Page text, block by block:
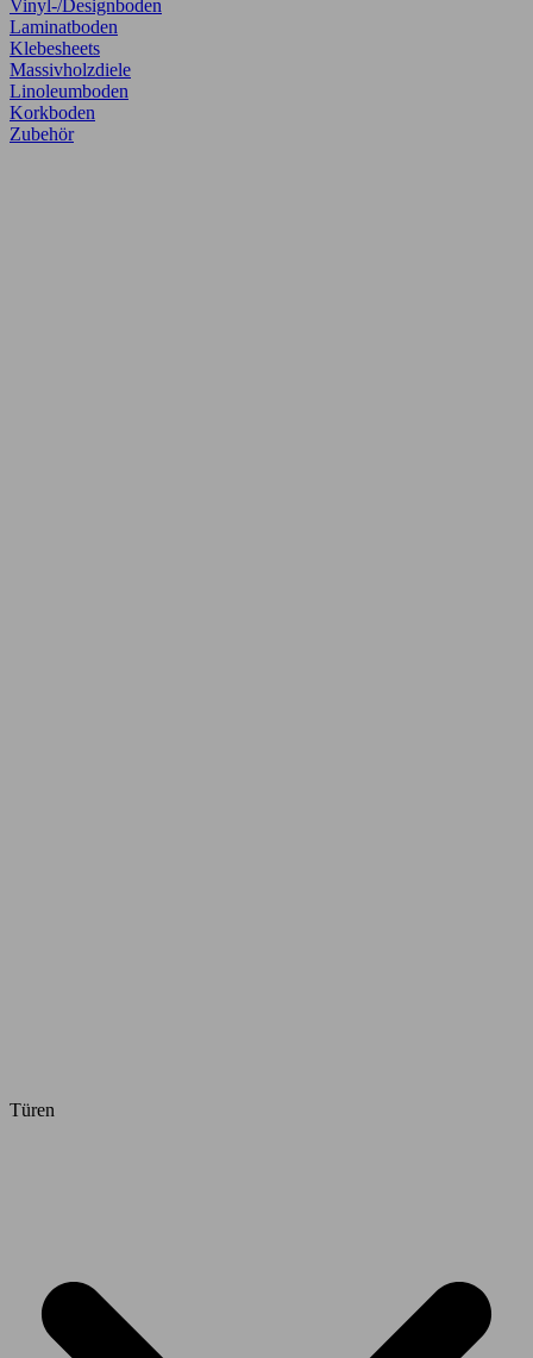
Vinyl-/Designboden
Laminatboden
Klebesheets
Massivholzdiele
Linoleumboden
Korkboden
Zubehör
Türen